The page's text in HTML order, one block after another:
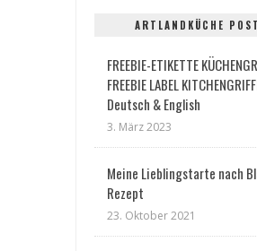
ARTLANDKÜCHE
FREEBIE-ETIKETTE
FREEBIE LABEL
Deutsch & English
3. März 2023
Meine Lieblingstarte nach
Rezept
23. Oktober 2021